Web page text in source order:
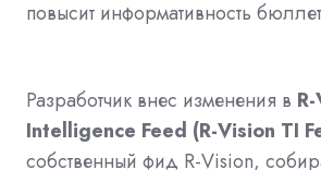
повысит информативность
Разработчик внес изменения в
Intelligence Feed (R-Vision TI
собственный фид R-Vision,